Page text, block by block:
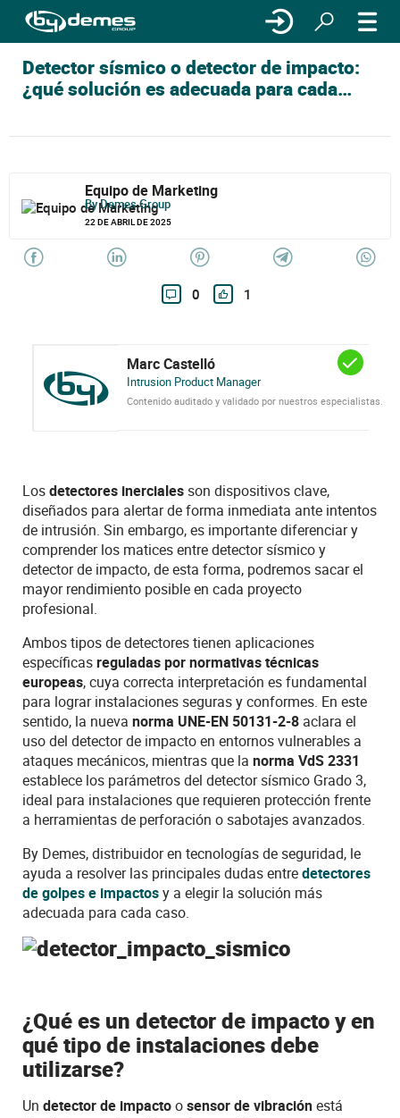
Detector sísmico o detector de impacto:
¿qué solución es adecuada para cada
Equipo de Marketing
By Demes Group
22 DE ABRIL DE 2025
0 1
Marc Castelló
Intrusion Product Manager
Contenido auditado y validado por nuestros especialistas.
Losdetectores inercialesson dispositivos clave,
diseñados para alertar de forma inmediata ante intentos
de intrusión. Sin embargo, es importante diferenciar y
comprender los matices entre detector sísmico y
detector de impacto, de esta forma, podremos sacar el
mayor rendimiento posible en cada proyecto
profesional.
Ambos tipos de detectores tienen aplicaciones
específicasreguladas por normativas técnicas
europeas, cuya correcta interpretación es fundamental
para lograr instalaciones seguras y conformes. En este
sentido, la nueva norma UNE-EN 50131-2-8 aclara el
uso del detector de impacto en entornos vulnerables a
ataques mecánicos, mientras que la norma VdS 2331
establece los parámetros del detector sísmico Grado 3,
ideal para instalaciones que requieren protección frente
a herramientas de perforación o sabotajes avanzados.
By Demes, distribuidor en tecnologías de seguridad, le
ayuda a resolver las principales dudas entredetectores
de golpes e impactosy a elegir la solución más
adecuada para cada caso.
¿Qué es un detector de impacto y en
qué tipo de instalaciones debe
utilizarse?
Un detector de impactoosensor de vibraciónestá